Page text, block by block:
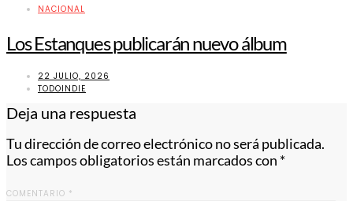
NACIONAL
Los Estanques publicarán nuevo álbum
22 JULIO, 2026
TODOINDIE
Deja una respuesta
Tu dirección de correo electrónico no será publicada.
Los campos obligatorios están marcados con *
COMENTARIO *